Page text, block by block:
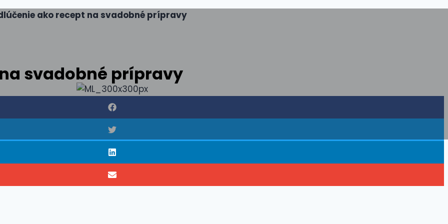
ako recept na svadobné prípravy
svadobné prípravy